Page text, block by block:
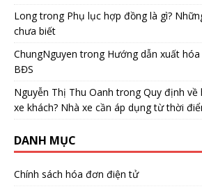
Longtrong Phụ lục hợp đồng là gì?
chưa biết
ChungNguyen trong Hướng dẫn xuất
BĐS
Nguyễn Thị Thu Oanh trongQuy định về
xe khách? Nhà xe cần áp dụng từ thời
DANH MỤC
Chính sách hóa đơn điện tử